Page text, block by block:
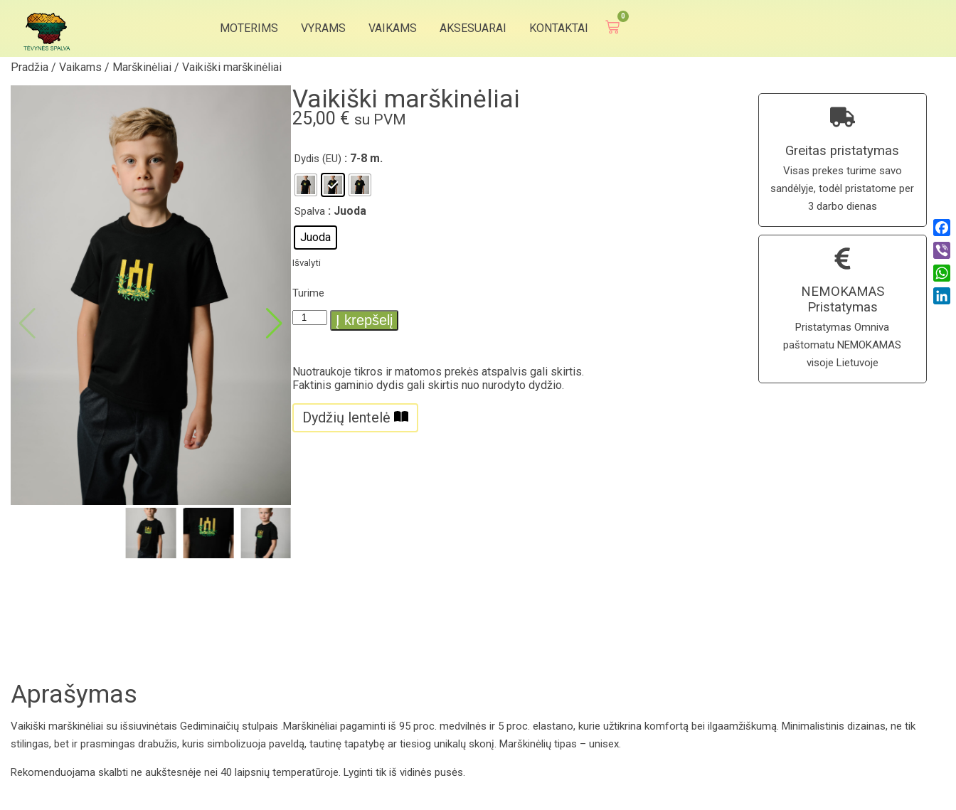
MOTERIMS VYRAMS VAIKAMS AKSESUARAI KONTAKTAI
0
Pradžia / Vaikams / Marškinėliai / Vaikiški marškinėliai
Vaikiški marškinėliai
25,00 € su PVM
Dydis (EU) : 7-8 m.
Spalva : Juoda
Juoda
Išvalyti
Turime
Į krepšelį
Nuotraukoje tikros ir matomos prekės atspalvis gali skirtis.
Faktinis gaminio dydis gali skirtis nuo nurodyto dydžio.
Dydžių lentelė
Greitas pristatymas
Visas prekes turime savo
sandėlyje, todėl pristatome per
3 darbo dienas
NEMOKAMAS
Pristatymas
Pristatymas Omniva
paštomatu NEMOKAMAS
visoje Lietuvoje
Aprašymas
Vaikiški marškinėliai su išsiuvinėtais Gediminaičių stulpais .Marškinėliai pagaminti iš 95 proc. medvilnės ir 5 proc. elastano, kurie užtikrina komfortą bei ilgaamžiškumą. Minimalistinis dizainas, ne tik
stilingas, bet ir prasmingas drabužis, kuris simbolizuoja paveldą, tautinę tapatybę ar tiesiog unikalų skonį. Marškinėlių tipas – unisex.
Rekomenduojama skalbti ne aukštesnėje nei 40 laipsnių temperatūroje. Lyginti tik iš vidinės pusės.